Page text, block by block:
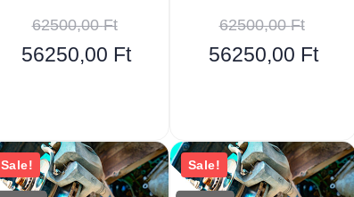
62500,00Ft
56250,00 Ft
62500,00Ft
56250,00 Ft
Sale! Sale!